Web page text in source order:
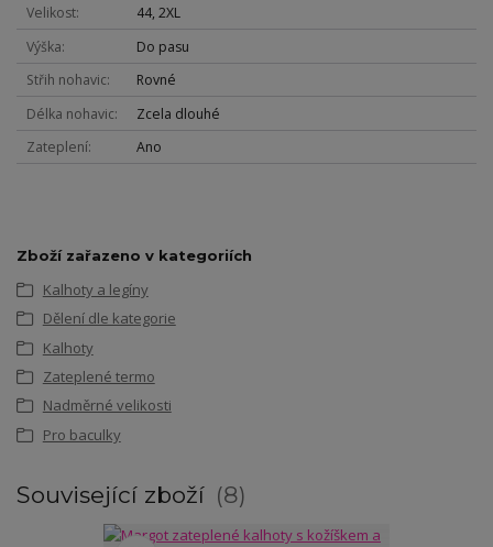
Velikost
44, 2XL
Výška
Do pasu
Střih nohavic
Rovné
Délka nohavic
Zcela dlouhé
Zateplení
Ano
Zboží zařazeno v kategoriích
Kalhoty a legíny
Dělení dle kategorie
Kalhoty
Zateplené termo
Nadměrné velikosti
Pro baculky
Související zboží 8